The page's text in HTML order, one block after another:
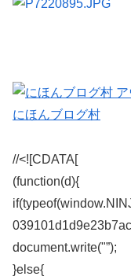
にほんブログ村
//<![CDATA[
(function(d){
document.write("”);
}else{